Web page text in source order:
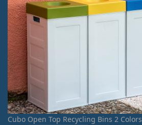
Cubo Open Top Recycling Bins 2 Colors